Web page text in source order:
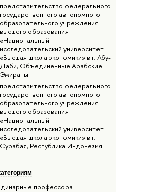
представительство федерального
государственного автономного
образовательного учреждения
высшего образования
«Национальный
исследовательский университет
«Высшая школа экономики» в г. Абу-
Даби, Объединенные Арабские
Эмираты
представительство федерального
государственного автономного
образовательного учреждения
высшего образования
«Национальный
исследовательский университет
«Высшая школа экономики» в г.
Сурабая, Республика Индонезия
профессора